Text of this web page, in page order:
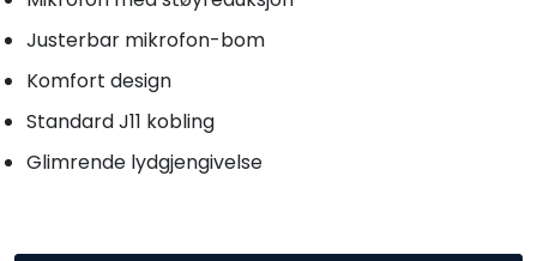
Justerbar mikrofon-bom
Komfort design
Standard J11 kobling
Glimrende lydgjengivelse